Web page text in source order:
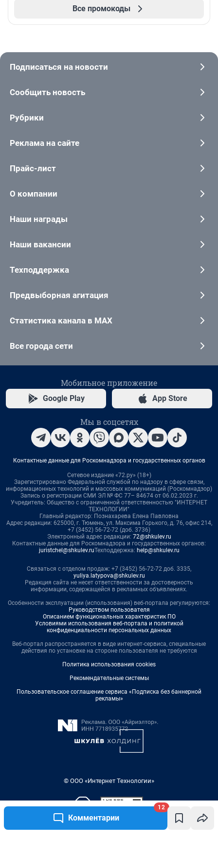
Комментарии
12
Все промокоды
Подписаться на новости
Сообщить новость
Рубрики
Реклама на сайте
Прайс-лист
О компании
Наши награды
Наши вакансии
Техподдержка
Предвыборная агитация
Статистика канала в MAX
Все города сети
Мобильное приложение
Google Play App Store
Мы в соцсетях
Контактные данные для Роскомнадзора и государственных органов
Сетевое издание «72.ру» (18+)
Зарегистрировано Федеральной службой по надзору в сфере связи,
информационных технологий и массовых коммуникаций (Роскомнадзор)
Запись о регистрации СМИ ЭЛ № ФС 77– 84674 от 06.02.2023 г.
Учредитель: Общество с ограниченной ответственностью "ИНТЕРНЕТ
ТЕХНОЛОГИИ"
Главный редактор: Познахарева Елена Павловна
Адрес редакции: 625000, г. Тюмень, ул. Максима Горького, д. 76, офис 214,
+7 (3452) 56-72-72 (доб. 3736)
Электронный адрес редакции: 72@shkulev.ru
Контактные данные для Роскомнадзора и государственных органов:
juristchel@shkulev.ruТехподдержка: help@shkulev.ru
Связаться с отделом продаж: +7 (3452) 56-72-72 доб. 3335,
yuliya.latypova@shkulev.ru
Редакция сайта не несет ответственности за достоверность
информации, содержащейся в рекламных объявлениях.
Особенности эксплуатации (использования) веб-портала регулируются:
Руководством пользователя
Описанием функциональных характеристик ПО
Условиями использования веб-портала и политикой
конфиденциальности персональных данных
Веб-портал распространяется в виде интернет-сервиса, специальные
действия по установке на стороне пользователя не требуются
Политика использования cookies
Рекомендательные системы
Пользовательское соглашение сервиса «Подписка без баннерной
рекламы»
© ООО «Интернет Технологии»